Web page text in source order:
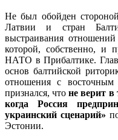
Не был обойден
Латвии и стран
выстраивания
которой, собственно, и
НАТО в Прибалтике.
основ балтийской
отношения с восточным
признался, чтоне верит в
когда Россия
украинский сценарий»
Эстонии.